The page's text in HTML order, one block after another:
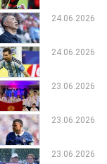
24.06.2026
24.06.2026
23.06.2026
23.06.2026
23.06.2026